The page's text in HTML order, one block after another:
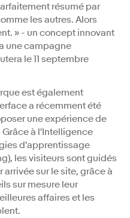
résumé par
les autres. Alors
» - un concept innovant
une campagne
le 11 septembre
est également
a récemment été
une expérience de
à l'Intelligence
d'apprentissage
les visiteurs sont guidés
arrivée sur le site, grâce à
sur mesure leur
affaires et les